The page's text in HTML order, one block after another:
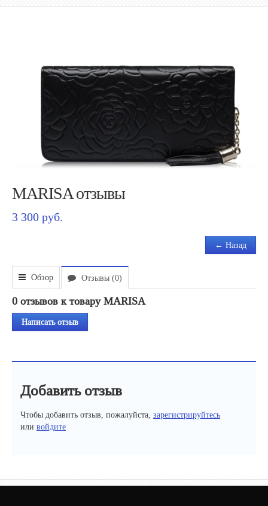
MARISA отзывы
3 300 руб.
← Назад
Обзор Отзывы (0)
0 отзывов к товару MARISA
Написать отзыв
Добавить отзыв
Чтобы добавить отзыв, пожалуйста, зарегистрируйтесь
или войдите